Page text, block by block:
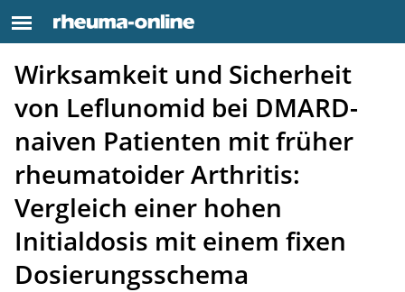
Wirksamkeit und Sicherheit
von Leflunomid bei DMARD-
naiven Patienten mit früher
rheumatoider Arthritis:
Vergleich einer hohen
Initialdosis mit einem fixen
Dosierungsschema